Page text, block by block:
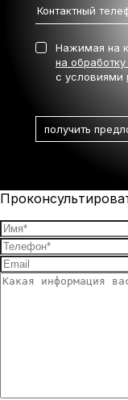
Нажимая на
на
с условиями